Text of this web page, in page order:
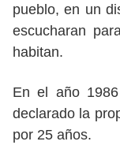
pueblo, en un
escucharan
habitan.
En el año
declarado la
por 25 años.